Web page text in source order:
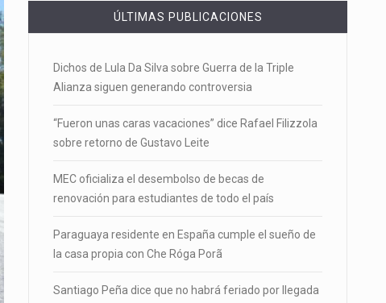
ÚLTIMAS PUBLICACIONES
Dichos de Lula Da Silva sobre Guerra de la Triple
Alianza siguen generando controversia
“Fueron unas caras vacaciones” dice Rafael Filizzola
sobre retorno de Gustavo Leite
MEC oficializa el desembolso de becas de
renovación para estudiantes de todo el país
Paraguaya residente en España cumple el sueño de
la casa propia con Che Róga Porã
Santiago Peña dice que no habrá feriado por llegada